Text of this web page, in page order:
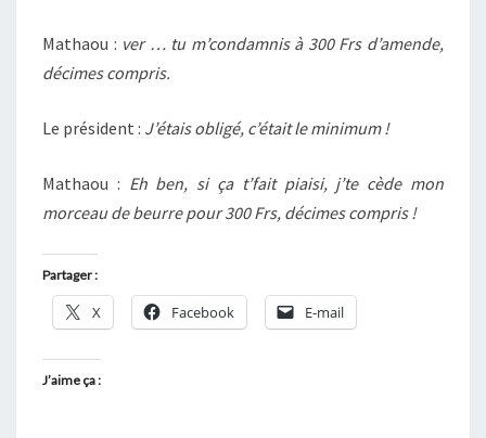
Mathaou : ver … tu m’condamnis à 300 Frs d’amende,
décimes compris.
Le président : J’étais obligé, c’était le minimum !
Mathaou : Eh ben, si ça t’fait piaisi, j’te cède mon
morceau de beurre pour 300 Frs, décimes compris !
Partager :
X Facebook E-mail
J’aime ça :